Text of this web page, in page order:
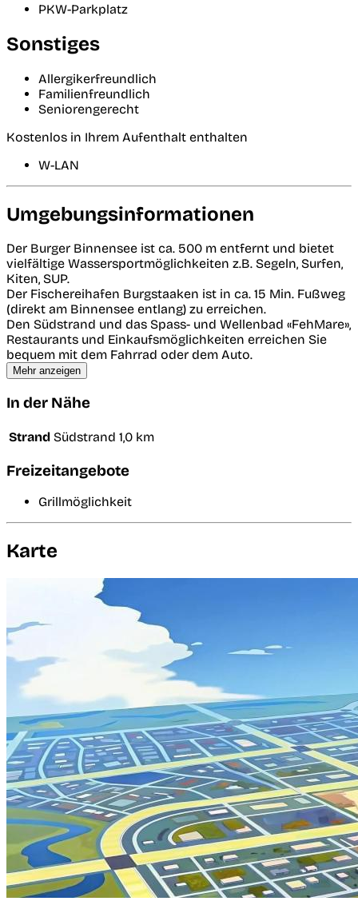
PKW-Parkplatz
Sonstiges
Allergikerfreundlich
Familienfreundlich
Seniorengerecht
Kostenlos in Ihrem Aufenthalt enthalten
W-LAN
Umgebungsinformationen
Der Burger Binnensee ist ca. 500 m entfernt und bietet
vielfältige Wassersportmöglichkeiten z.B. Segeln, Surfen,
Kiten, SUP.
Der Fischereihafen Burgstaaken ist in ca. 15 Min. Fußweg
(direkt am Binnensee entlang) zu erreichen.
Den Südstrand und das Spass- und Wellenbad «FehMare»,
Restaurants und Einkaufs­möglichkeiten erreichen Sie
bequem mit dem Fahrrad oder dem Auto.
Mehr anzeigen
In der Nähe
Strand Südstrand 1,0 km
Freizeitangebote
Grillmöglichkeit
Karte